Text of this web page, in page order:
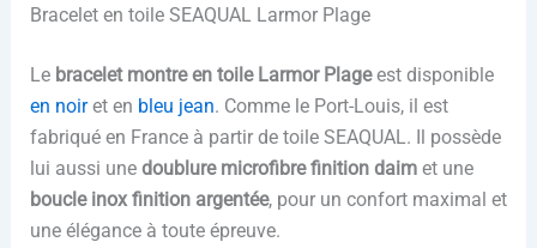
Bracelet en toile SEAQUAL Larmor Plage
Le bracelet montre en toile Larmor Plageest disponible
en noiret en bleu jean. Comme le Port-Louis, il est
fabriqué en France à partir de toile SEAQUAL. Il possède
lui aussi une doublure microfibre finition daimet une
boucle inox finition argentée, pour un confort maximal et
une élégance à toute épreuve.